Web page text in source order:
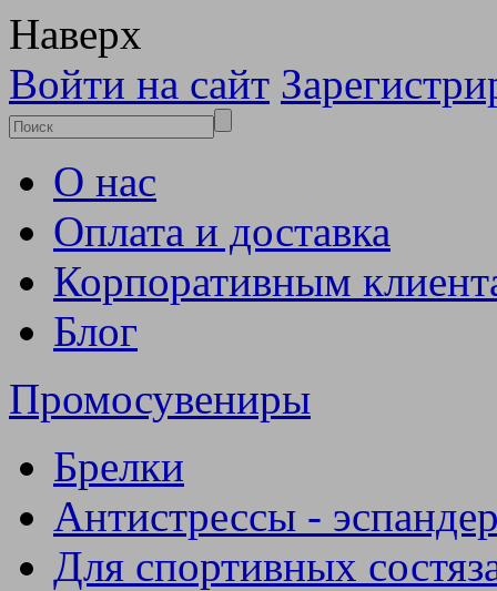
Наверх
Войти на сайт
О нас
Оплата и доставка
Корпоративным
Блог
Промосувениры
Брелки
Антистрессы -
Для спортивных